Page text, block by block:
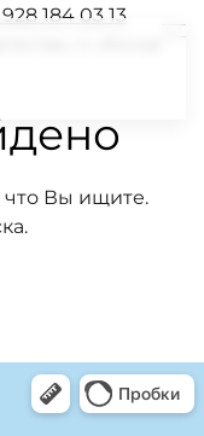
928 184 03 13
Вы ищите.